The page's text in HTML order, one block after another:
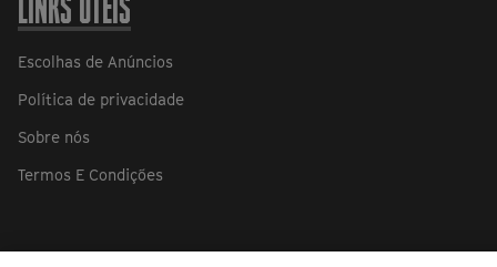
Escolhas de Anúncios
Política de privacidade
Sobre nós
Termos E Condições